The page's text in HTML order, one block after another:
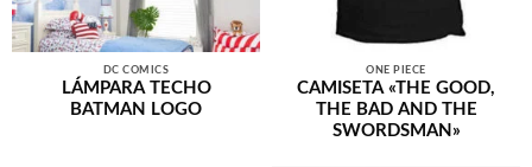
DC COMICS
LÁMPARA TECHO
BATMAN LOGO
ONE PIECE
CAMISETA «THE GOOD,
THE BAD AND THE
SWORDSMAN»